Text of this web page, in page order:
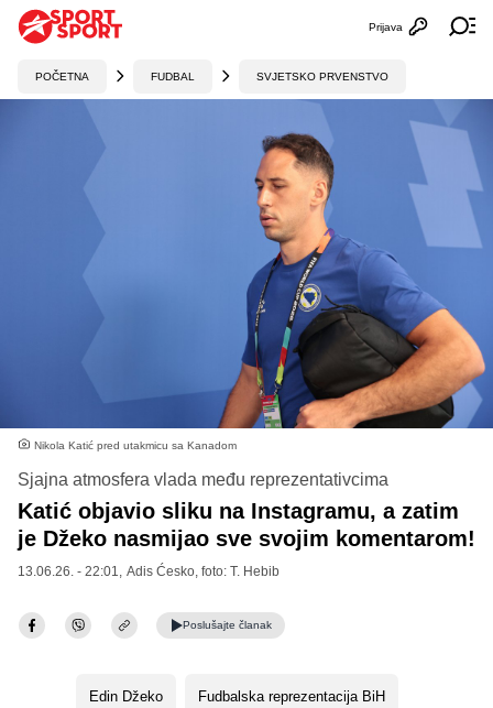
Otvori
Prijava
POČETNA FUDBAL SVJETSKO PRVENSTVO
Nikola Katić pred utakmicu sa Kanadom
Sjajna atmosfera vlada među reprezentativcima
Katić objavio sliku na Instagramu, a zatim
je Džeko nasmijao sve svojim komentarom!
13.06.26. - 22:01, Adis Ćesko , foto: T. Hebib
Poslušajte članak
Edin Džeko Fudbalska reprezentacija BiH